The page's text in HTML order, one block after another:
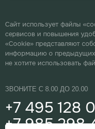
Сайт использует файлы
сервисов и повышения
«Cookie» представляют
информацию о
не хотите использовать
ЗВОНИТЕ С 8.00 ДО 20.00
+7 495 128
+7 985 298